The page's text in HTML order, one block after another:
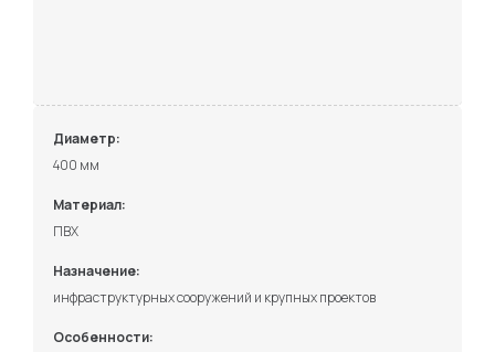
Диаметр:
400 мм
Материал:
ПВХ
Назначение:
инфраструктурных сооружений и крупных проектов
Особенности: